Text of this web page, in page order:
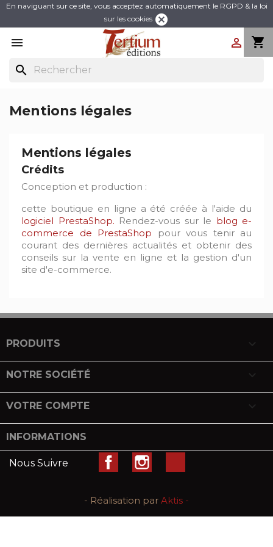
En naviguant sur ce site, vous acceptez automatiquement le RGPD & la loi
sur les cookies cancel

shopping_cart

search
Mentions légales
Mentions légales
Crédits
Conception et production :
cette boutique en ligne a été créée à l'aide du
logiciel PrestaShop. Rendez-vous sur le blog e-
commerce de PrestaShop pour vous tenir au
courant des dernières actualités et obtenir des
conseils sur la vente en ligne et la gestion d'un
site d'e-commerce.
PRODUITS 
NOTRE SOCIÉTÉ 
VOTRE COMPTE 
INFORMATIONS
Nous Suivre Facebook
- Réalisation par Aktis -